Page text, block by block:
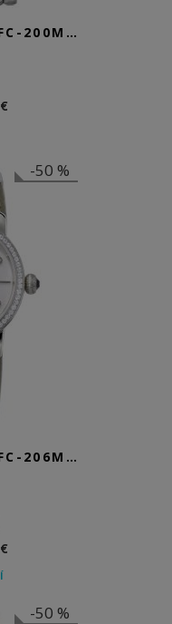
FREDERIQUE C... FC-200MA1MC6B
-50 %
FREDERIQUE C... FC-206MPWD1SD6
-50 %